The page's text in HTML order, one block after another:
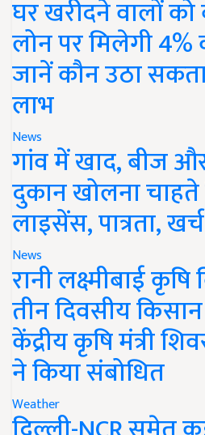
घर खरीदने वालों को
लोन पर मिलेगी 4%
जानें कौन उठा
लाभ
News
गांव में खाद, बीज
दुकान खोलना चाहते
लाइसेंस, पात्रता,
News
रानी लक्ष्मीबाई कृषि
तीन दिवसीय किसान
केंद्रीय कृषि मंत्री
ने किया संबोधित
Weather